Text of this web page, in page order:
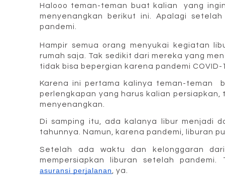
Halooo teman-teman buat kalian
yang
menyenangkan berikut ini. Apalagi
pandemi.
Hampir semua orang menyukai kegiatan
rumah saja. Tak sedikit dari mereka yang
tidak bisa bepergian karena pandemi COVID-
Karena ini pertama kalinya teman-teman
perlengkapan yang harus kalian
menyenangkan.
Di samping itu, ada kalanya libur menjadi
tahunnya. Namun, karena pandemi, liburan
Setelah ada waktu dan kelonggaran
asuransi perjalanan , ya.